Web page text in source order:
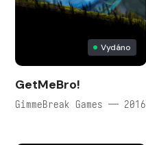
Vydáno
GetMeBro!
GimmeBreak Games — 2016